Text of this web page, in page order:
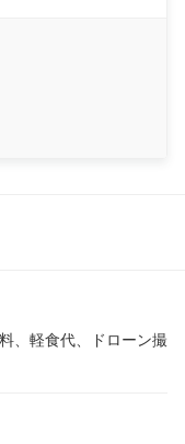
、軽食代、ドローン撮